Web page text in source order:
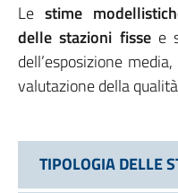
Le stime
delle stazioni fissee
dell’esposizione
valutazione della
TIPOLOGIA DELLE